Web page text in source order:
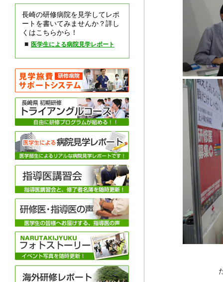
長崎の研修病院を見学してレポ
ートを書いてみませんか？詳し
くはこちらから！
■ 医学生による病院見学レポート